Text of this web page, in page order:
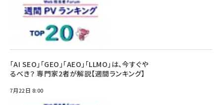
「AI SEO」「GEO」「AEO」「LLMO」は、今すぐや
るべき？ 専門家2者が解説【週間ランキング】
7月22日 8:00